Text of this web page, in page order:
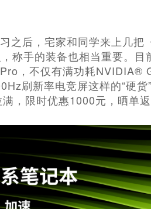
之后，宅家和同学来上几把
称手的装备也相当重要。
，不仅有满功耗
刷新率电竞屏这样的“硬
，限时优惠1000元，晒单